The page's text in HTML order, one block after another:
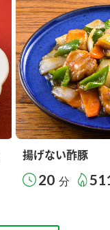
揚げない酢豚
20 分